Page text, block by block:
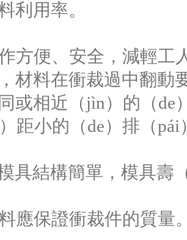
利用率。
方便、安全，減輕工
材料在衝裁過中翻動
或相近（jìn）的（de
）距小的（de）排（
具結構簡單，模具壽
應保證衝裁件的質量